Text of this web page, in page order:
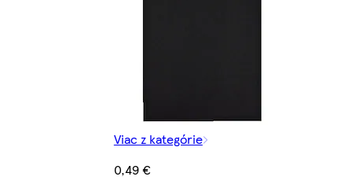
Viac z kategórie
0,49 €